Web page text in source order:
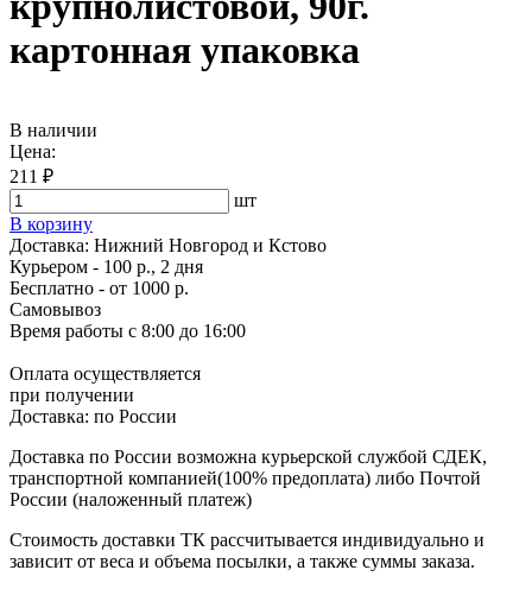
картонная упаковка
В наличии
Цена:
211 ₽
шт
В корзину
Доставка: Нижний Новгород и Кстово
Курьером - 100 р., 2 дня
Бесплатно - от 1000 р.
Самовывоз
Время работы с 8:00 до 16:00
Оплата осуществляется
при получении
Доставка: по России
Доставка по России возможна курьерской службой СДЕК,
транспортной компанией(100% предоплата) либо Почтой
России (наложенный платеж)
Стоимость доставки ТК рассчитывается индивидуально и
зависит от веса и объема посылки, а также суммы заказа.